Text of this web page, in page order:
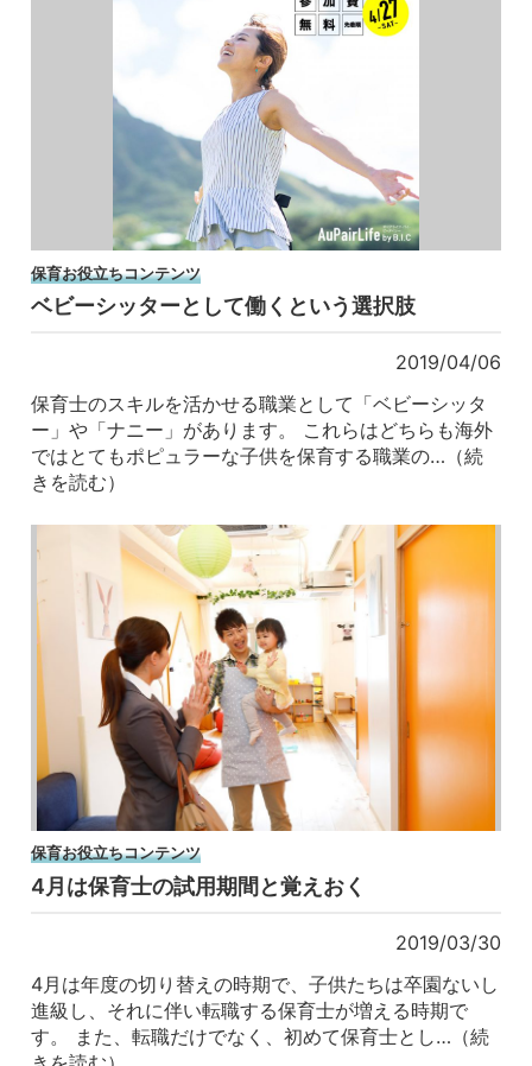
保育お役立ちコンテンツ
ベビーシッターとして働くという選択肢
2019/04/06
保育士のスキルを活かせる職業として「ベビーシッタ
ー」や「ナニー」があります。 これらはどちらも海外
ではとてもポピュラーな子供を保育する職業の…（続
きを読む）
保育お役立ちコンテンツ
4月は保育士の試用期間と覚えおく
2019/03/30
4月は年度の切り替えの時期で、子供たちは卒園ないし
進級し、それに伴い転職する保育士が増える時期で
す。 また、転職だけでなく、初めて保育士とし…（続